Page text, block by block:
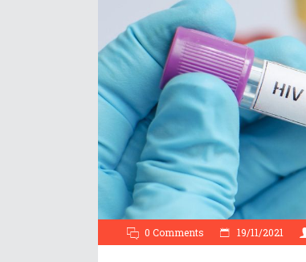
0 Comments 19/11/2021